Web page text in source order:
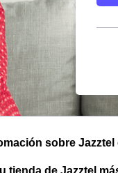
sobre
tienda de Jazztel